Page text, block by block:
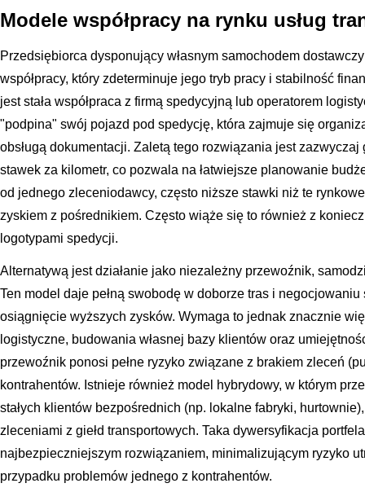
Modele współpracy na rynku usług
Przedsiębiorca dysponujący własnym samochodem
współpracy, który zdeterminuje jego tryb pracy i stabilność
jest stała współpraca z firmą spedycyjną lub operatorem
"podpina" swój pojazd pod spedycję, która zajmuje się
obsługą dokumentacji. Zaletą tego rozwiązania jest zazwyczaj
stawek za kilometr, co pozwala na łatwiejsze planowanie
od jednego zleceniodawcy, często niższe stawki niż te
zyskiem z pośrednikiem. Często wiąże się to również z
logotypami spedycji.
Alternatywą jest działanie jako niezależny przewoźnik,
Ten model daje pełną swobodę w doborze tras i
osiągnięcie wyższych zysków. Wymaga to jednak znacznie
logistyczne, budowania własnej bazy klientów oraz
przewoźnik ponosi pełne ryzyko związane z brakiem zleceń
kontrahentów. Istnieje również model hybrydowy, w którym
stałych klientów bezpośrednich (np. lokalne fabryki,
zleceniami z giełd transportowych. Taka dywersyfikacja
najbezpieczniejszym rozwiązaniem, minimalizującym ryzyko
przypadku problemów jednego z kontrahentów.